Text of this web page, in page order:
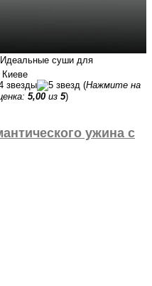
Идеальные суши для
Киеве
(Нажмите на
5,00 из 5)
ужина с